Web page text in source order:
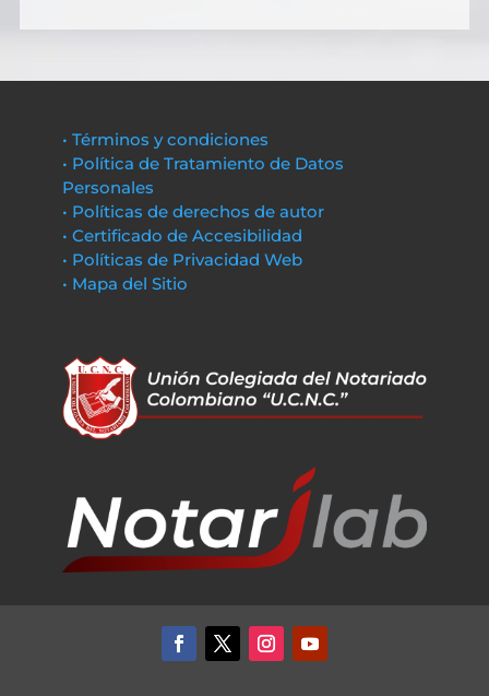
• Términos y condiciones
• Política de Tratamiento de Datos
Personales
• Políticas de derechos de autor
• Certificado de Accesibilidad
• Políticas de Privacidad Web
• Mapa del Sitio